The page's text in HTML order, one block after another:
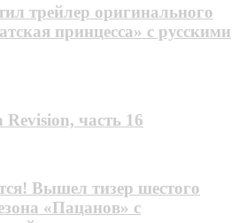
трейлер оригинального
принцесса» с русскими
часть 16
Вышел тизер шестого
«Пацанов» с